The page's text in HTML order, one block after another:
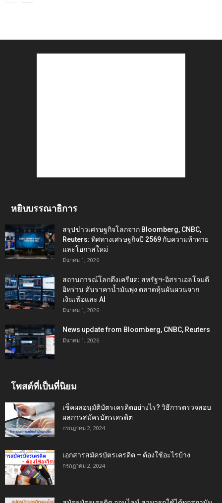
หยิบบรรณาธิการ
สรุปข่าวเศรษฐกิจโลกจาก Bloomberg, CNBC,
Reuters: ทิศทางเศรษฐกิจปี 2569 กับความท้าทาย
และโอกาสใหม่
มีนาคม 1, 2026
สถานการณ์โลกตึงเครียด: สหรัฐฯ-อิสราเอลโจมตี
อิหร่าน ดันราคาน้ำมันพุ่ง ตลาดหุ้นผันผวนจาก
เงินเฟ้อและ AI
มีนาคม 1, 2026
News update from Bloomberg, CNBC, Reuters
มีนาคม 1, 2026
โพสต์ที่เป็นที่นิยม
เช็คผลอนุมัติบัตรเครดิตอย่างไร? วิธีการตรวจสอบ
ผลการสมัครบัตรเครดิต
กรกฎาคม 2, 2024
เอกสารสมัครบัตรเครดิต – ต้องใช้อะไรบ้าง
กรกฎาคม 2, 2024